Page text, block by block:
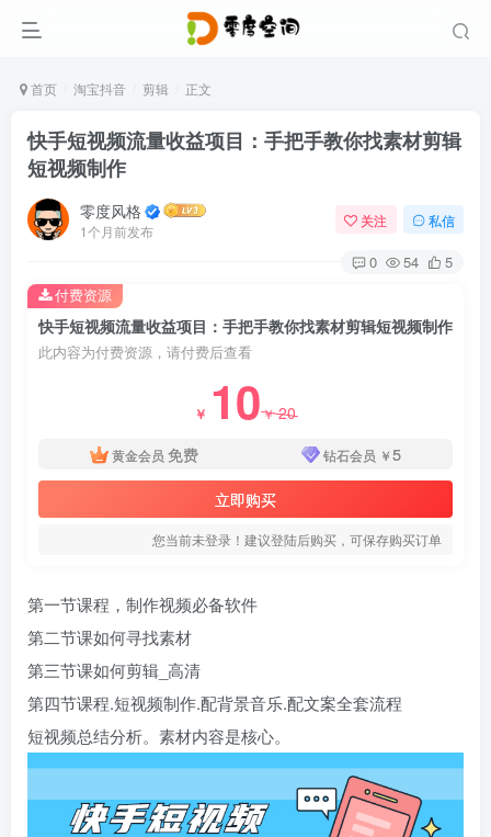
首页 淘宝抖音 剪辑 正文
快手短视频流量收益项目：手把手教你找素材剪辑
短视频制作
零度风格
1个月前发布
关注 私信
0 54 5
快手短视频流量收益项目：手把手教你找素材剪辑短视频制作
此内容为付费资源，请付费后查看
￥ 10￥20
黄金会员 免费 钻石会员 ￥5
立即购买
您当前未登录！建议登陆后购买，可保存购买订单
付费资源
第一节课程，制作视频必备软件
第二节课如何寻找素材
第三节课如何剪辑_高清
第四节课程.短视频制作.配背景音乐.配文案全套流程
短视频总结分析。素材内容是核心。